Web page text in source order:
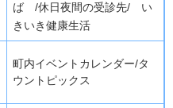
ば /休日夜間の受診先/ い
きいき健康生活
町内イベントカレンダー/タ
ウントピックス